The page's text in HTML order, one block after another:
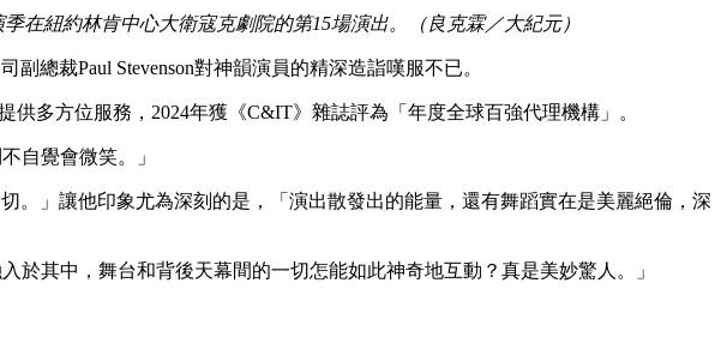
在紐約林肯中心大衛寇克劇院的第15場演出。（良克霖／大紀元）
總裁Paul Stevenson對神韻演員的精深造詣嘆服不已。
多方位服務，2024年獲《C&IT》雜誌評為「年度全球百強代理機構」。
自覺會微笑。」
。」讓他印象尤為深刻的是，「演出散發出的能量，還有舞蹈實在是美麗絕倫，深
於其中，舞台和背後天幕間的一切怎能如此神奇地互動？真是美妙驚人。」